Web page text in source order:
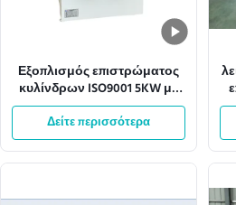
Εξοπλισμός επιστρώματος
κυλίνδρων ISO9001 5KW με
το πιάτο χάλυβα 1.5mm
Δείτε περισσότερα